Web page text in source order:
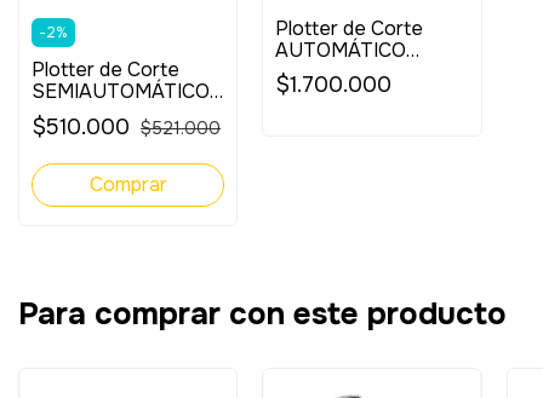
-2%
Plotter de Corte
SEMIAUTOMÁTICO
60cm (Modelo PE) |
Con Láser Guía
$510.000 $521.000
Plotter de Corte
AUTOMÁTICO
120cm | Con Lector
Óptico
$1.700.000
Para comprar con este producto